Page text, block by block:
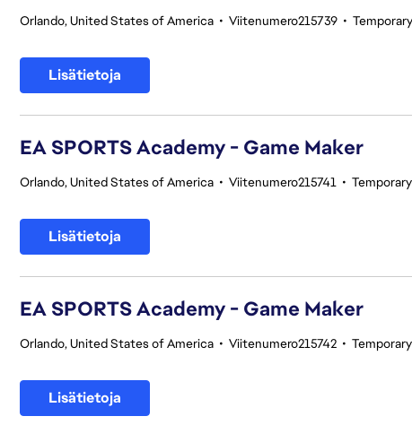
Orlando, United States of America • Viitenumero215739 •
Lisätietoja
EA SPORTS Academy - Game Maker
Orlando, United States of America • Viitenumero215741 •
Lisätietoja
EA SPORTS Academy - Game Maker
Orlando, United States of America • Viitenumero215742 •
Lisätietoja